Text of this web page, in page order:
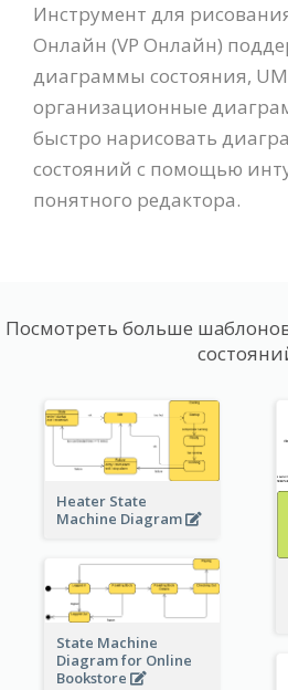
Инструмент для
Онлайн (VP Онлайн)
диаграммы состояния,
организационные
быстро нарисовать
состояний с помощью
понятного редактора.
Посмотреть больше
Heater State
Machine Diagram
State Machine
Diagram for Online
Bookstore